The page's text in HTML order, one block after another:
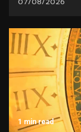
1 min read